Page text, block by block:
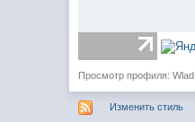
Просмотр профиля: Wlad
Изменить стиль